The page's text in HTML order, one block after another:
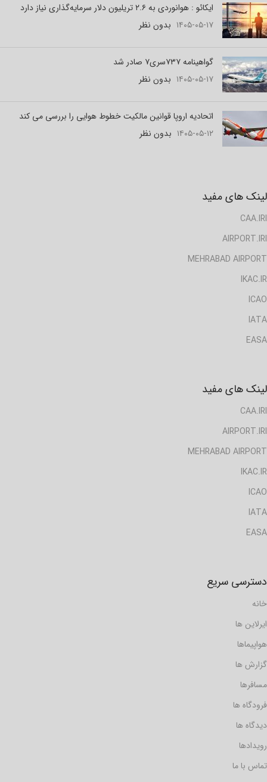
ایکائو : هوانوردی به ۲.۶ تریلیون دلار سرمایه‌گذاری نیاز دارد
۱۴۰۵-۰۵-۱۷ بدون نظر
گواهینامه ۷۳۷سری۷ صادر شد
۱۴۰۵-۰۵-۱۷ بدون نظر
اتحادیه اروپا قوانین مالکیت خطوط هوایی را بررسی می کند
۱۴۰۵-۰۵-۱۲ بدون نظر
لینک های مفید
CAA.IRI
AIRPORT.IRI
MEHRABAD AIRPORT
IKAC.IR
ICAO
IATA
EASA
لینک های مفید
CAA.IRI
AIRPORT.IRI
MEHRABAD AIRPORT
IKAC.IR
ICAO
IATA
EASA
دسترسی سریع
خانه
ایرلاین ها
هواپیماها
گزارش ها
مسافرها
فرودگاه ها
دیدگاه ها
رویدادها
تماس با ما